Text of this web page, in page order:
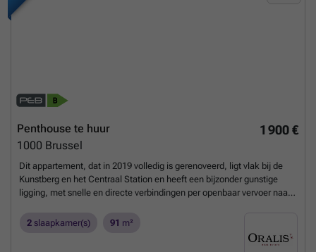
1 900 €
Penthouse te huur
1000 Brussel
Dit appartement, dat in 2019 volledig is gerenoveerd, ligt vlak bij de
Kunstberg en het Centraal Station en heeft een bijzonder gunstige
ligging, met snelle en directe verbindingen per openbaar vervoer naar
op de eerste verdieping uit een inkomhal met apart toilet, een
gezellige woonkamer met eethoek en een volledig uitgeruste open
keuken, een technische ruimte en een slaapkamer met aangrenzende
2 slaapkamer(s) 91 m²